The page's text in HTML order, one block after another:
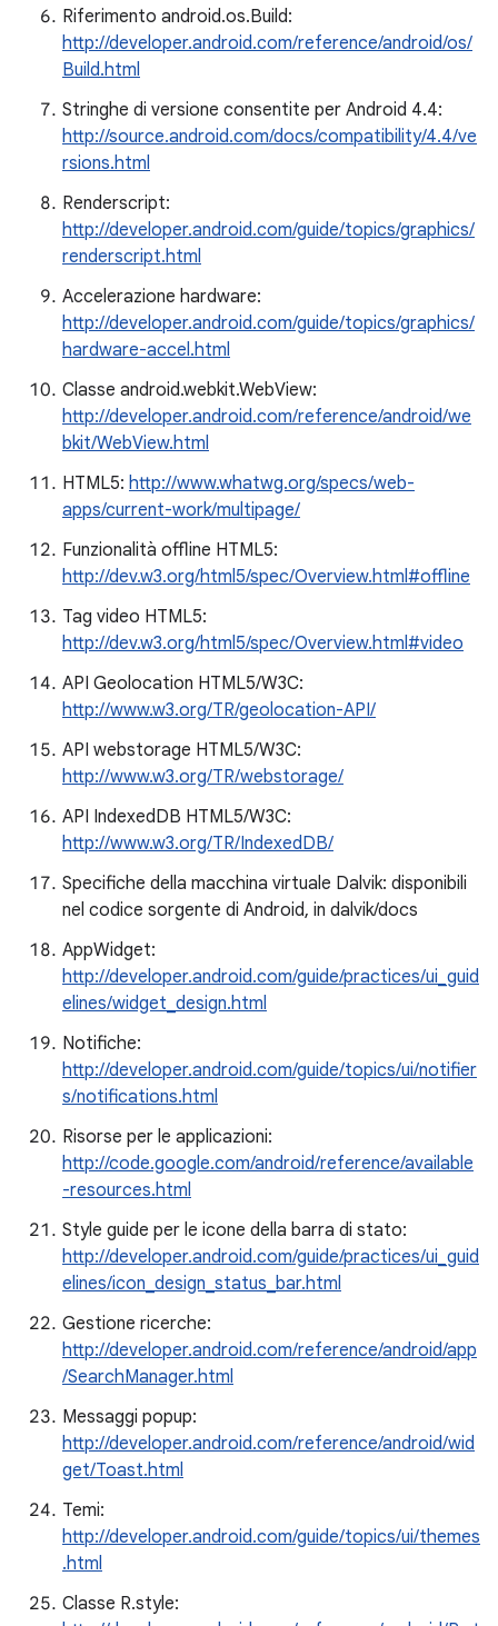
Riferimento android.os.Build:
http://developer.android.com/reference/android/os/
Build.html
Stringhe di versione consentite per Android 4.4:
http://source.android.com/docs/compatibility/4.4/ve
rsions.html
Renderscript:
http://developer.android.com/guide/topics/graphics/
renderscript.html
Accelerazione hardware:
http://developer.android.com/guide/topics/graphics/
hardware-accel.html
Classe android.webkit.WebView:
http://developer.android.com/reference/android/we
bkit/WebView.html
HTML5: http://www.whatwg.org/specs/web-
apps/current-work/multipage/
Funzionalità offline HTML5:
http://dev.w3.org/html5/spec/Overview.html#offline
Tag video HTML5:
http://dev.w3.org/html5/spec/Overview.html#video
API Geolocation HTML5/W3C:
http://www.w3.org/TR/geolocation-API/
API webstorage HTML5/W3C:
http://www.w3.org/TR/webstorage/
API IndexedDB HTML5/W3C:
http://www.w3.org/TR/IndexedDB/
Specifiche della macchina virtuale Dalvik: disponibili
nel codice sorgente di Android, in dalvik/docs
AppWidget:
http://developer.android.com/guide/practices/ui_guid
elines/widget_design.html
Notifiche:
http://developer.android.com/guide/topics/ui/notifier
s/notifications.html
Risorse per le applicazioni:
http://code.google.com/android/reference/available
-resources.html
Style guide per le icone della barra di stato:
http://developer.android.com/guide/practices/ui_guid
elines/icon_design_status_bar.html
Gestione ricerche:
http://developer.android.com/reference/android/app
/SearchManager.html
Messaggi popup:
http://developer.android.com/reference/android/wid
get/Toast.html
Temi:
http://developer.android.com/guide/topics/ui/themes
.html
Classe R.style: